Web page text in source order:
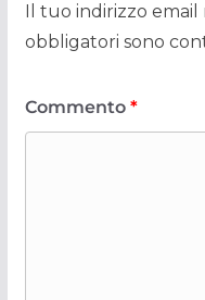
Il tuo indirizzo email
obbligatori sono
Commento *